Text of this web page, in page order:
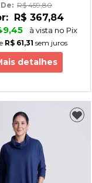
De: R$ 459,80
R$ 367,84
à vista no Pix
R$ 61,31 sem juros
detalhes